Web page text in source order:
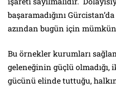
başaramadığını
azından bugün için
Bu örnekler kurumları
geleneğinin güçlü olmadığı,
gücünü elinde tuttuğu,